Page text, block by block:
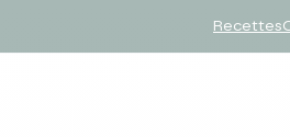
Recettes